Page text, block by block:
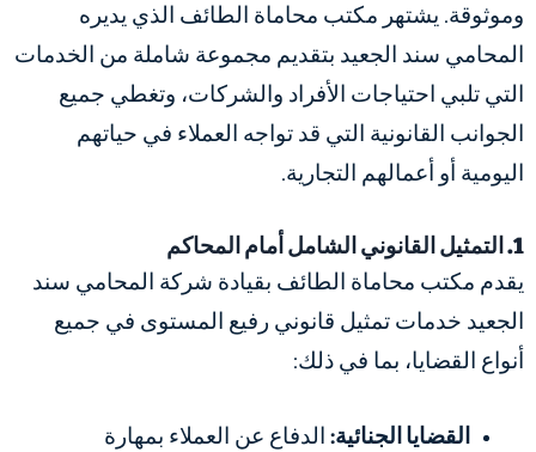
وموثوقة. يشتهر مكتب محاماة الطائف الذي يديره
المحامي سند الجعيد بتقديم مجموعة شاملة من الخدمات
التي تلبي احتياجات الأفراد والشركات، وتغطي جميع
الجوانب القانونية التي قد تواجه العملاء في حياتهم
اليومية أو أعمالهم التجارية.
1. التمثيل القانوني الشامل أمام المحاكم
يقدم مكتب محاماة الطائف بقيادة شركة المحامي سند
الجعيد خدمات تمثيل قانوني رفيع المستوى في جميع
أنواع القضايا، بما في ذلك:
القضايا الجنائية: الدفاع عن العملاء بمهارة